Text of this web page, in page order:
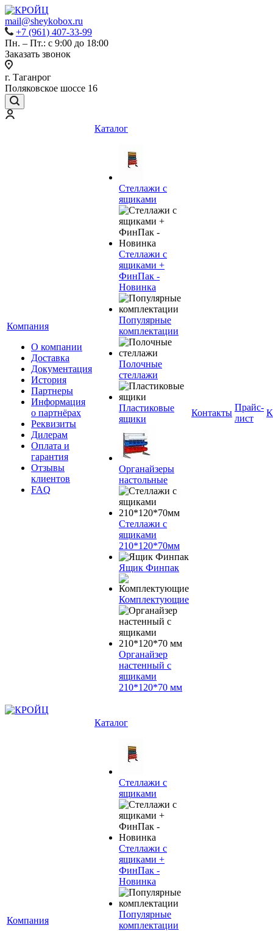
mail@sheykobox.ru
+7 (961) 407-33-99
Пн. – Пт.: с 9:00 до 18:00
Заказать звонок
г. Таганрог
Поляковское шоссе 16
Компания
О компании
Доставка
Документация
История
Партнеры
Информация
о партнёрах
Реквизиты
Дилерам
Оплата и
гарантия
Отзывы
клиентов
FAQ
Каталог
Стеллажи с
ящиками
Стеллажи с
ящиками +
ФинПак -
Новинка
Популярные
комплектации
Полочные
стеллажи
Пластиковые
ящики
Органайзеры
настольные
Стеллажи с
ящиками
210*120*70мм
Ящик Финпак
Комплектующие
Органайзер
настенный с
ящиками
210*120*70 мм
Контакты
Прайс-
лист
Компания
Каталог
Стеллажи с
ящиками
Стеллажи с
ящиками +
ФинПак -
Новинка
Популярные
комплектации